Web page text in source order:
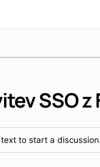
SSO
to start a